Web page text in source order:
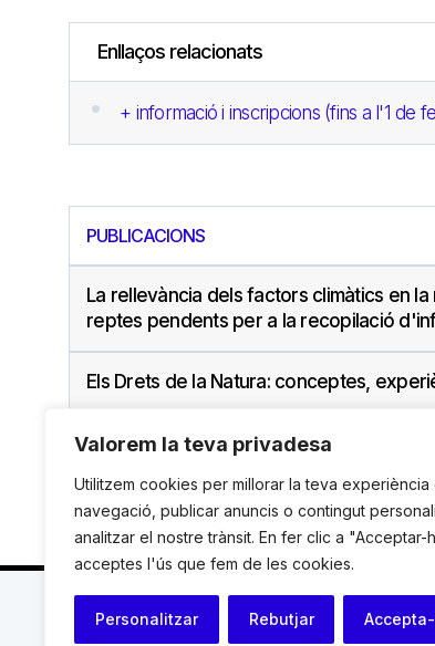
Valorem la teva privadesa
Utilitzem cookies per millorar la teva experiència
navegació, publicar anuncis o contingut
analitzar el nostre trànsit. En fer clic a "Acceptar-
acceptes l'ús que fem de les cookies.
Personalitzar Rebutjar
Enllaços relacionats
+ informació i inscripcions (fins a l'1 de
PUBLICACIONS
La rellevància dels factors climàtics en
reptes pendents per a la recopilació
Els Drets de la Natura: conceptes,
C. Avinyó 44, 2n | 08002 Barcelona | T.: